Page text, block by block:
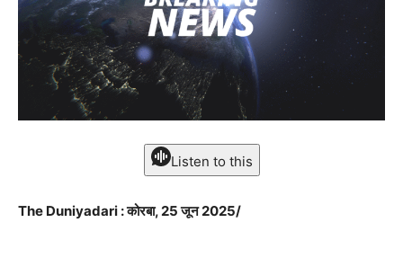
Listen to this
The Duniyadari : कोरबा, 25 जून 2025/